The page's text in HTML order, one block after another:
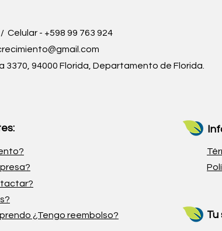
Celular - +598 99 763 924
3370, 94000 Florida, Departamento de Florida.
¿Tengo reembolso?
Tu